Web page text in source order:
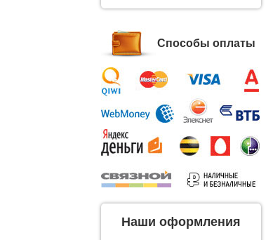
Способы оплаты
Наши оформления